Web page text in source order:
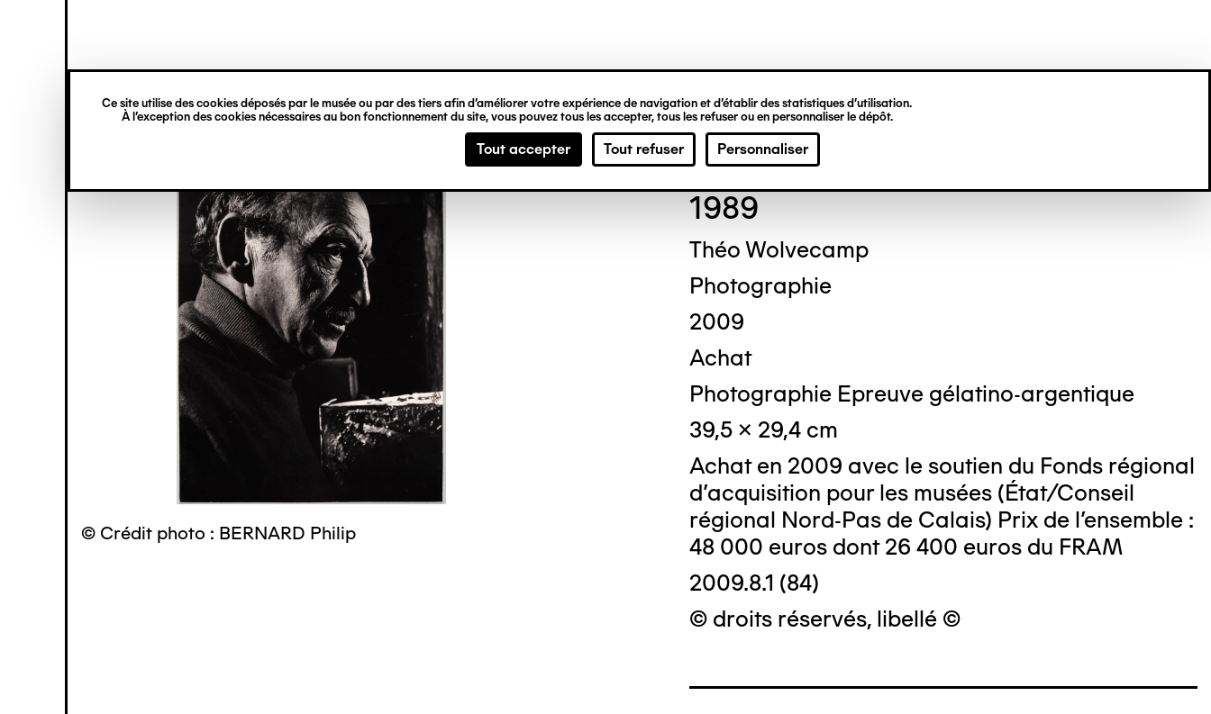
Ce site utilise des cookies déposés par le musée ou par des tiers afin d’améliorer votre expérience de navigation et d’établir des statistiques d’utilisation.
À l’exception des cookies nécessaires au bon fonctionnement du site, vous pouvez tous les accepter, tous les refuser ou en personnaliser le dépôt.
Tout accepter Tout refuser Personnaliser
principal
verticale
© Crédit photo : BERNARD Philip
Cor DEKKINGA
1989
Théo Wolvecamp
Photographie
2009
Achat
Photographie Epreuve gélatino-argentique
39,5 x 29,4 cm
Achat en 2009 avec le soutien du Fonds régional
d'acquisition pour les musées (État/Conseil
régional Nord-Pas de Calais) Prix de l'ensemble :
48 000 euros dont 26 400 euros du FRAM
2009.8.1 (84)
© droits réservés, libellé ©